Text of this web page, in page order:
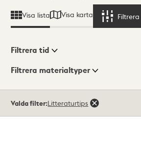
Visa lista Visa karta Filtrera
Visningsläge
Filtrera tid
Filtrera materialtyper
träffar
Valda filter:Litteraturtips